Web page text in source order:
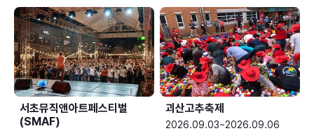
서초뮤직앤아트페스티벌
(SMAF)
괴산고추축제
2026.09.03~2026.09.06